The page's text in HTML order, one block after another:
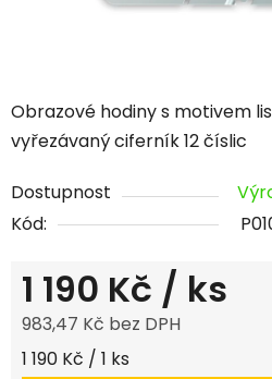
Obrazové hodiny s motivem
vyřezávaný ciferník 12 číslic
Dostupnost
Kód:
1 190 Kč / ks
983,47 Kč bez DPH
Měrná cena:
1 190 Kč / 1 ks